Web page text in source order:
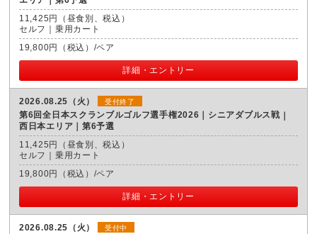
11,425円（昼食別、税込）
セルフ｜乗用カート
19,800円（税込）/ペア
詳細・エントリー
2026.08.25（火） 受付終了
第6回全日本スクランブルゴルフ選手権2026｜シニアダブルス戦
西日本エリア｜第6予選
11,425円（昼食別、税込）
セルフ｜乗用カート
19,800円（税込）/ペア
詳細・エントリー
2026.08.25（火） 受付中